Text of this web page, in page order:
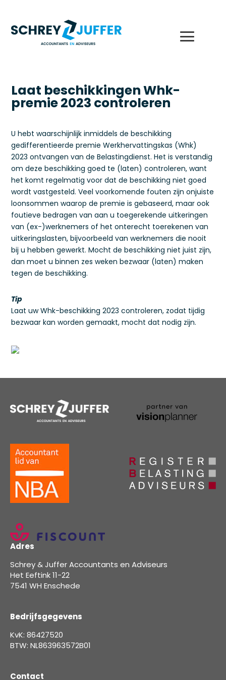
Laat beschikkingen Whk-
premie 2023 controleren
U hebt waarschijnlijk inmiddels de beschikking
gedifferentieerde premie Werkhervattingskas (Whk)
2023 ontvangen van de Belastingdienst. Het is verstandig
om deze beschikking goed te (laten) controleren, want
het komt regelmatig voor dat de beschikking niet goed
wordt vastgesteld. Veel voorkomende fouten zijn onjuiste
loonsommen waarop de premie is gebaseerd, maar ook
foutieve bedragen van aan u toegerekende uitkeringen
van (ex-)werknemers of het onterecht toerekenen van
uitkeringslasten, bijvoorbeeld van werknemers die nooit
bij u hebben gewerkt. Mocht de beschikking niet juist zijn,
dan moet u binnen zes weken bezwaar (laten) maken
tegen de beschikking.
Tip
Laat uw Whk-beschikking 2023 controleren, zodat tijdig
bezwaar kan worden gemaakt, mocht dat nodig zijn.
Adres
Schrey & Juffer Accountants en Adviseurs
Het Eeftink 11-22
7541 WH Enschede
Bedrijfsgegevens
KvK: 86427520
BTW: NL863963572B01
Contact